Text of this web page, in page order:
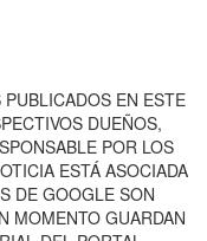
EN ESTE
DUEÑOS,
POR LOS
ESTÁ ASOCIADA
DE GOOGLE SON
MOMENTO GUARDAN